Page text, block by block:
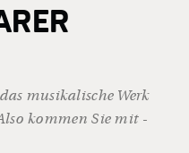
musikalische Werk
kommen Sie mit -